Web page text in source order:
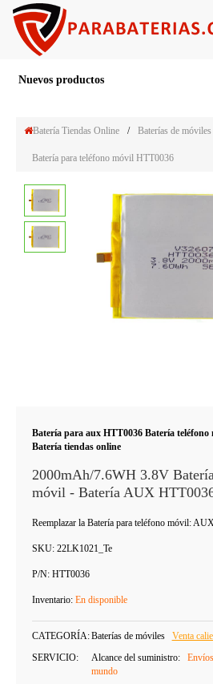
Nuevos productos
Batería Tiendas Online / Baterías de móviles
Batería para teléfono móvil HTT0036
Batería para aux HTT0036 Batería
Batería tiendas online
2000mAh/7.6WH 3.8V
móvil - Batería AUX
Reemplazar la Batería para teléfono móvil:
SKU: 22LK1021_Te
P/N: HTT0036
Inventario: En disponible
CATEGORÍA:Baterías de móviles
Venta
SERVICIO:
Alcance del suministro:
mundo